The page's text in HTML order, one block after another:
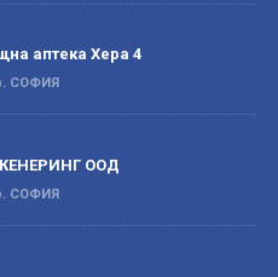
аптека Хера 4
СОФИЯ
ООД
СОФИЯ